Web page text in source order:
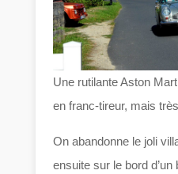
Une rutilante Aston
en franc-tireur, mais
On abandonne le joli
ensuite sur le bord